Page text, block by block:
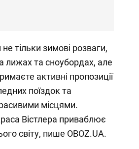
тільки зимові розваги,
лижах та сноубордах, але
активні пропозиції
поїздок та
місцями.
Вістлера приваблює
світу, пише OBOZ.UA.